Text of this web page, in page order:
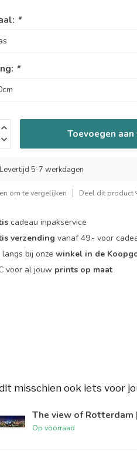
*
*
Toevoegen
Levertijd 5-7 werkdagen
om te vergelijken Deel dit product
cadeau inpakservice
verzending vanaf 49,- voor
langs bij onzewinkel in de
voor al jouw prints op maat
misschien ook iets voor
The view of
Op voorraad